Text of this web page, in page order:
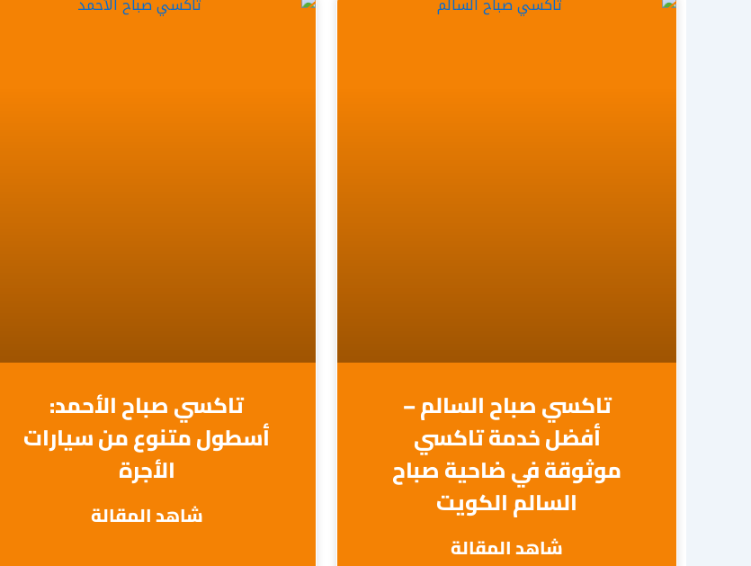
تاكسي صباح السالم –
أفضل خدمة تاكسي
موثوقة في ضاحية صباح
السالم الكويت
شاهد المقالة
تاكسي صباح الأحمد:
أسطول متنوع من سيارات
الأجرة
شاهد المقالة